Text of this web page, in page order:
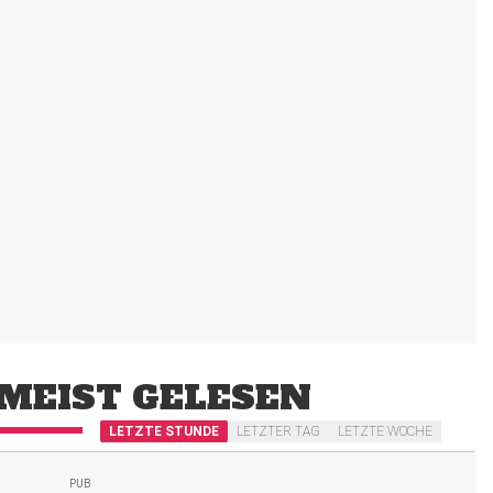
GELESEN
LETZTE STUNDE LETZTER TAG LETZTE WOCHE